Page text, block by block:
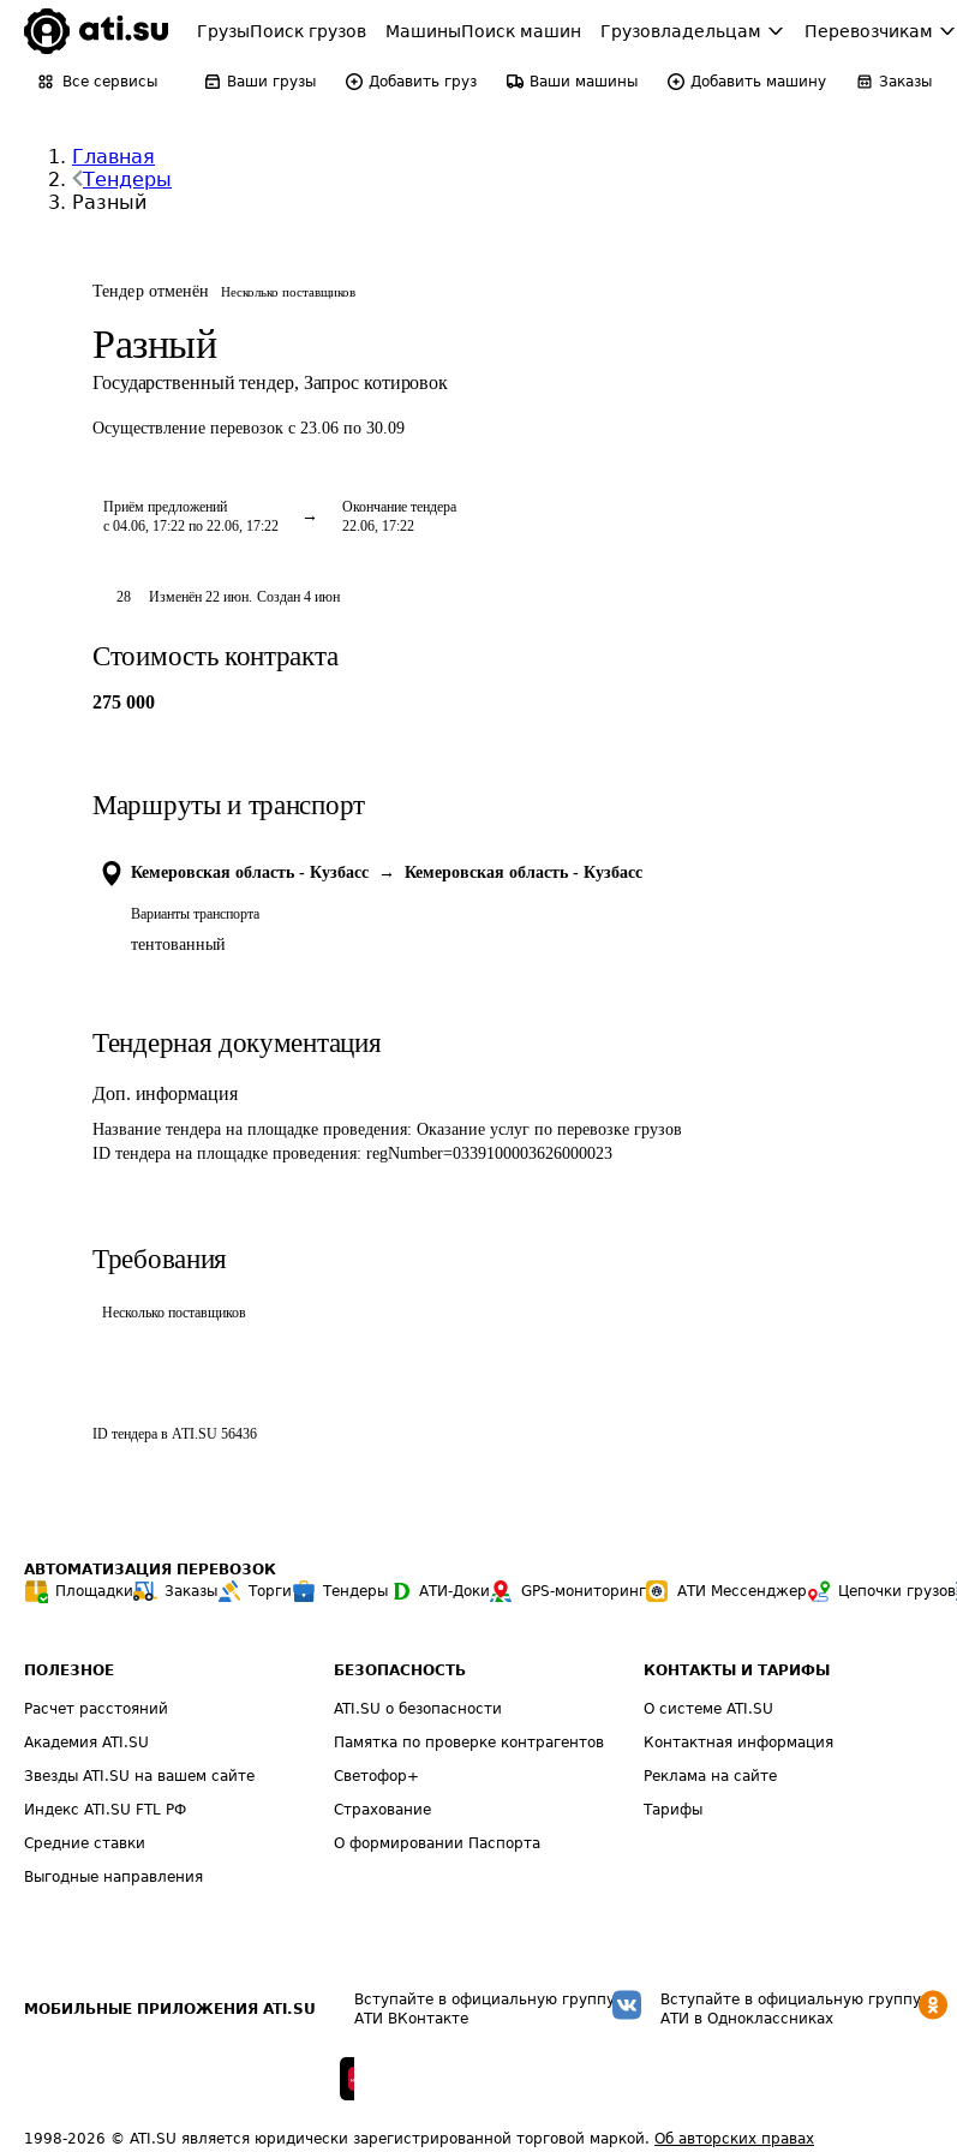
ГрузыПоиск грузов МашиныПоиск машин Грузовладельцам Перевозчикам
Все сервисы Ваши грузы Добавить груз Ваши машины Добавить машину Заказы
Главная
Тендеры
Разный
Тендер отменён Несколько поставщиков
Разный
Государственный тендер, Запрос котировок
Осуществление перевозок с 23.06 по 30.09
Приём предложений
с 04.06, 17:22 по 22.06, 17:22
Окончание тендера
22.06, 17:22
28 Изменён22 июн. Создан 4 июн
Стоимость контракта
275 000
Маршруты и транспорт
Кемеровская область - Кузбасс → Кемеровская область - Кузбасс
Варианты транспорта
тентованный
Тендерная документация
Доп. информация
Название тендера на площадке проведения: Оказание услуг по перевозке грузов
ID тендера на площадке проведения: regNumber=0339100003626000023
Требования
Несколько поставщиков
ID тендера в ATI.SU 56436
АВТОМАТИЗАЦИЯ ПЕРЕВОЗОК
Площадки
Заказы Торги Тендеры АТИ-Доки GPS-мониторинг АТИ Мессенджер Цепочки грузов
ПОЛЕЗНОЕ
Расчет расстояний
Академия ATI.SU
Звезды ATI.SU на вашем сайте
Индекс ATI.SU FTL РФ
Средние ставки
Выгодные направления
БЕЗОПАСНОСТЬ
ATI.SU о безопасности
Памятка по проверке контрагентов
Светофор+
Страхование
О формировании Паспорта
КОНТАКТЫ И ТАРИФЫ
О системе ATI.SU
Контактная информация
Реклама на сайте
Тарифы
МОБИЛЬНЫЕ ПРИЛОЖЕНИЯ ATI.SU
Вступайте в официальную группу
АТИ ВКонтакте
Вступайте в официальную группу
АТИ в Одноклассниках
1998-2026 © ATI.SU является юридически зарегистрированной торговой маркой. Об авторских правах